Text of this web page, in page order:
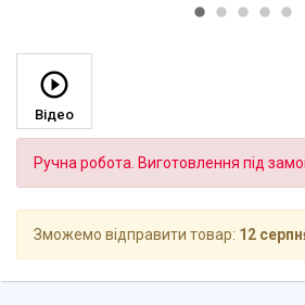
Відео
Ручна робота. Виготовлення під
Зможемо відправити товар: 12